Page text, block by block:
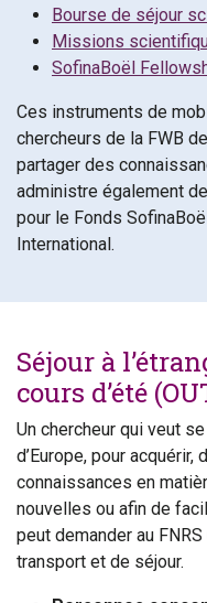
Bourse de séjour
Missions
SofinaBoël
Ces instruments de
chercheurs de la FWB
partager des
administre également
pour le Fonds
International.
Séjour à
cours d’été
Un chercheur qui veut
d’Europe, pour
connaissances en
nouvelles ou afin de
peut demander au
transport et de séjour.